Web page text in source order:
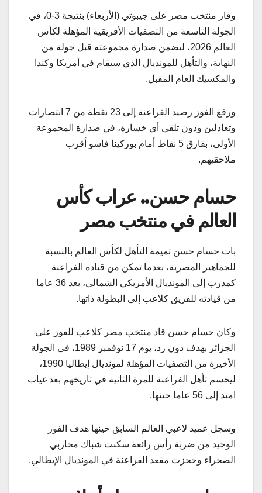
وفاز منتخب مصر على جيبوتي (الأربعاء) بنتيجة 3-0، في
الجولة التاسعة من التصفيات الأفريقية المؤهلة لكأس
العالم 2026، ليضمن صدارة مجموعته قبل جولة من
النهاية، والتأهل للمونديال الذي سيقام في أمريكا وكندا
والمكسيك العام المقبل.
ورفع الفوز رصيد الفراعنة إلى 23 نقطة من 7 انتصارات
وتعادلين ودون تلقي أي خسارة، في صدارة المجموعة
الأولى، بفارق 5 نقاط أمام بوركينا فاسو أقرب
ملاحقيهم.
حسام حسن.. عراب كأس
العالم في منتخب مصر
بات حسام حسن تميمة التأهل لكأس العالم بالنسبة
للجماهير المصرية، بعدما تمكن من قيادة الفراعنة
كمدرب إلى المونديال الأمريكي الشمالي، بعد 36 عاما
من قيادته للفريق كلاعب إلى البطولة ذاتها.
وكان حسام حسن قاد منتخب مصر كلاعب للفوز على
الجزائر بهدف دون رد، يوم 17 نوفمبر 1989، في الجولة
الأخيرة من التصفيات المؤهلة لمونديال إيطاليا 1990،
ليحسم تأهل الفراعنة للمرة الثانية في تاريخهم بعد غياب
امتد إلى 56 عاما حينها.
وسجل عميد لاعبي العالم السابق حينها هدف الفوز
الوحيد من ضربة رأس رائعة سكنت شباك محاربي
الصحراء وحجزت مقعد الفراعنة في المونديال الإيطالي.